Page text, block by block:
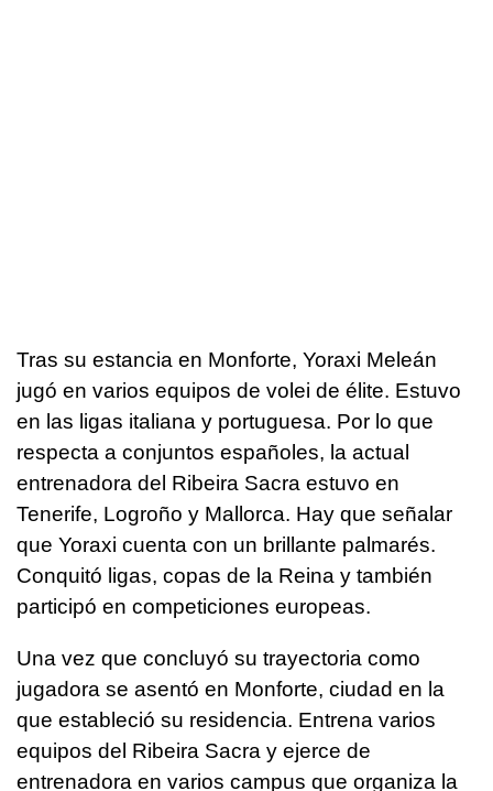
Tras su estancia en Monforte, Yoraxi Meleán
jugó en varios equipos de volei de élite. Estuvo
en las ligas italiana y portuguesa. Por lo que
respecta a conjuntos españoles, la actual
entrenadora del Ribeira Sacra estuvo en
Tenerife, Logroño y Mallorca. Hay que señalar
que Yoraxi cuenta con un brillante palmarés.
Conquitó ligas, copas de la Reina y también
participó en competiciones europeas.
Una vez que concluyó su trayectoria como
jugadora se asentó en Monforte, ciudad en la
que estableció su residencia. Entrena varios
equipos del Ribeira Sacra y ejerce de
entrenadora en varios campus que organiza la